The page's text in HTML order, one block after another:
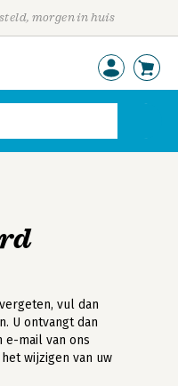
morgen in huis
vul dan
U ontvangt dan
e-mail van ons
wijzigen van uw